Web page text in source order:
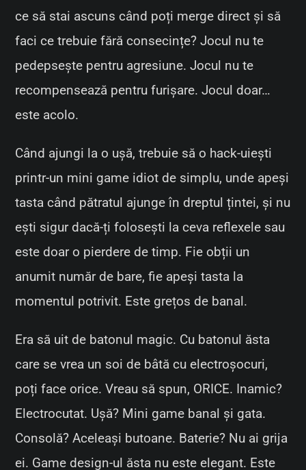
ce să stai ascuns când poți merge direct și să
faci ce trebuie fără consecințe? Jocul nu te
pedepsește pentru agresiune. Jocul nu te
recompensează pentru furișare. Jocul doar…
este acolo.
Când ajungi la o ușă, trebuie să o hack-uiești
printr-un mini game idiot de simplu, unde apeși
tasta când pătratul ajunge în dreptul țintei, și nu
ești sigur dacă-ți folosești la ceva reflexele sau
este doar o pierdere de timp. Fie obții un
anumit număr de bare, fie apeși tasta la
momentul potrivit. Este grețos de banal.
Era să uit de batonul magic. Cu batonul ăsta
care se vrea un soi de bâtă cu electroșocuri,
poți face orice. Vreau să spun, ORICE. Inamic?
Electrocutat. Ușă? Mini game banal și gata.
Consolă? Aceleași butoane. Baterie? Nu ai grija
ei. Game design-ul ăsta nu este elegant. Este